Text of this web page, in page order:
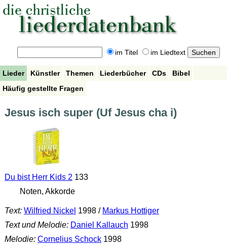
im Titel im Liedtext
Lieder Künstler Themen Liederbücher CDs
Bibel
Häufig gestellte Fragen
Jesus isch super (Uf Jesus cha i)
Du bist Herr Kids 2 133
Noten, Akkorde
Text: Wilfried Nickel 1998 / Markus Hottiger
Text und Melodie: Daniel Kallauch 1998
Melodie: Cornelius Schock1998